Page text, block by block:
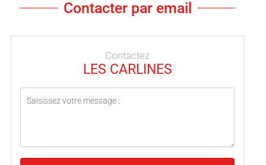
Contacter par email
Contactez
LES CARLINES